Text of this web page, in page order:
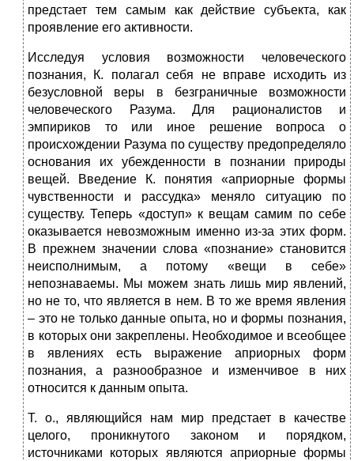
предстает тем самым как действие субъекта, как
проявление его активности.
Исследуя условия возможности человеческого
познания, К. полагал себя не вправе исходить из
безусловной веры в безграничные возможности
человеческого Разума. Для рационалистов и
эмпириков то или иное решение вопроса о
происхождении Разума по существу предопределяло
основания их убежденности в познании природы
вещей. Введение К. понятия «априорные формы
чувственности и рассудка» меняло ситуацию по
существу. Теперь «доступ» к вещам самим по себе
оказывается невозможным именно из-за этих форм.
В прежнем значении слова «познание» становится
неисполнимым, а потому «вещи в себе»
непознаваемы. Мы можем знать лишь мир явлений,
но не то, что является в нем. В то же время явления
– это не только данные опыта, но и формы познания,
в которых они закреплены. Необходимое и всеобщее
в явлениях есть выражение априорных форм
познания, а разнообразное и изменчивое в них
относится к данным опыта.
Т. о., являющийся нам мир предстает в качестве
целого, проникнутого законом и порядком,
источниками которых являются априорные формы